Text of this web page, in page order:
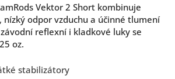
Vektor 2 Short kombinuje
odpor vzduchu a účinné tlumení
reflexní i kladkové luky se
oz.
stabilizátory